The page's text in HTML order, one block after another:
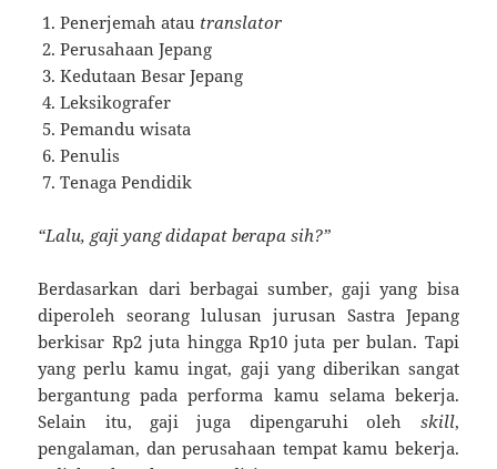
Penerjemah atau translator
Perusahaan Jepang
Kedutaan Besar Jepang
Leksikografer
Pemandu wisata
Penulis
Tenaga Pendidik
“Lalu, gaji yang didapat berapa sih?”
Berdasarkan dari berbagai sumber, gaji yang bisa
diperoleh seorang lulusan jurusan Sastra Jepang
berkisar Rp2 juta hingga Rp10 juta per bulan. Tapi
yang perlu kamu ingat, gaji yang diberikan sangat
bergantung pada performa kamu selama bekerja.
Selain itu, gaji juga dipengaruhi oleh skill,
pengalaman, dan perusahaan tempat kamu bekerja.